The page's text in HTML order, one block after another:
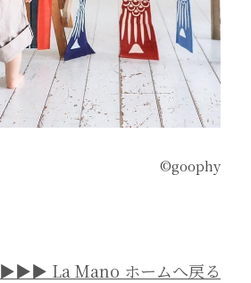
©︎goophy
▶︎▶︎▶︎ La Mano ホームへ戻る